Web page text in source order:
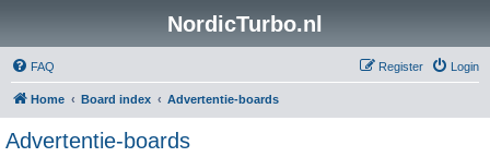
NordicTurbo.nl
FAQ Login
Register
Home Board index Advertentie-boards
Advertentie-boards